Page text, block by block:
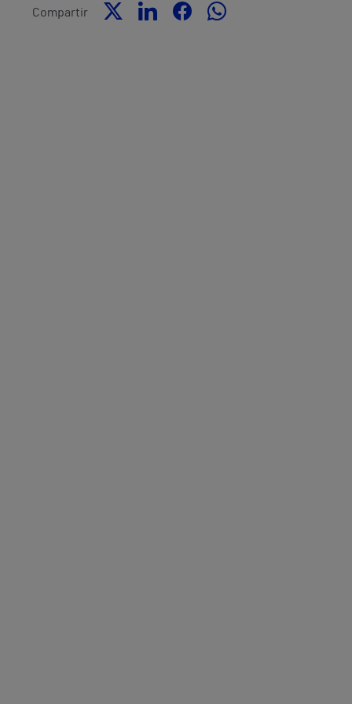
Compartir